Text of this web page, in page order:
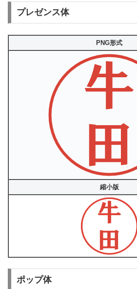
プレゼンス体
PNG形式
縮小版
ポップ体